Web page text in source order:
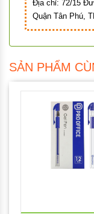
Địa chỉ: 72/15
Quận Tân Phú,
SẢN PHẨM